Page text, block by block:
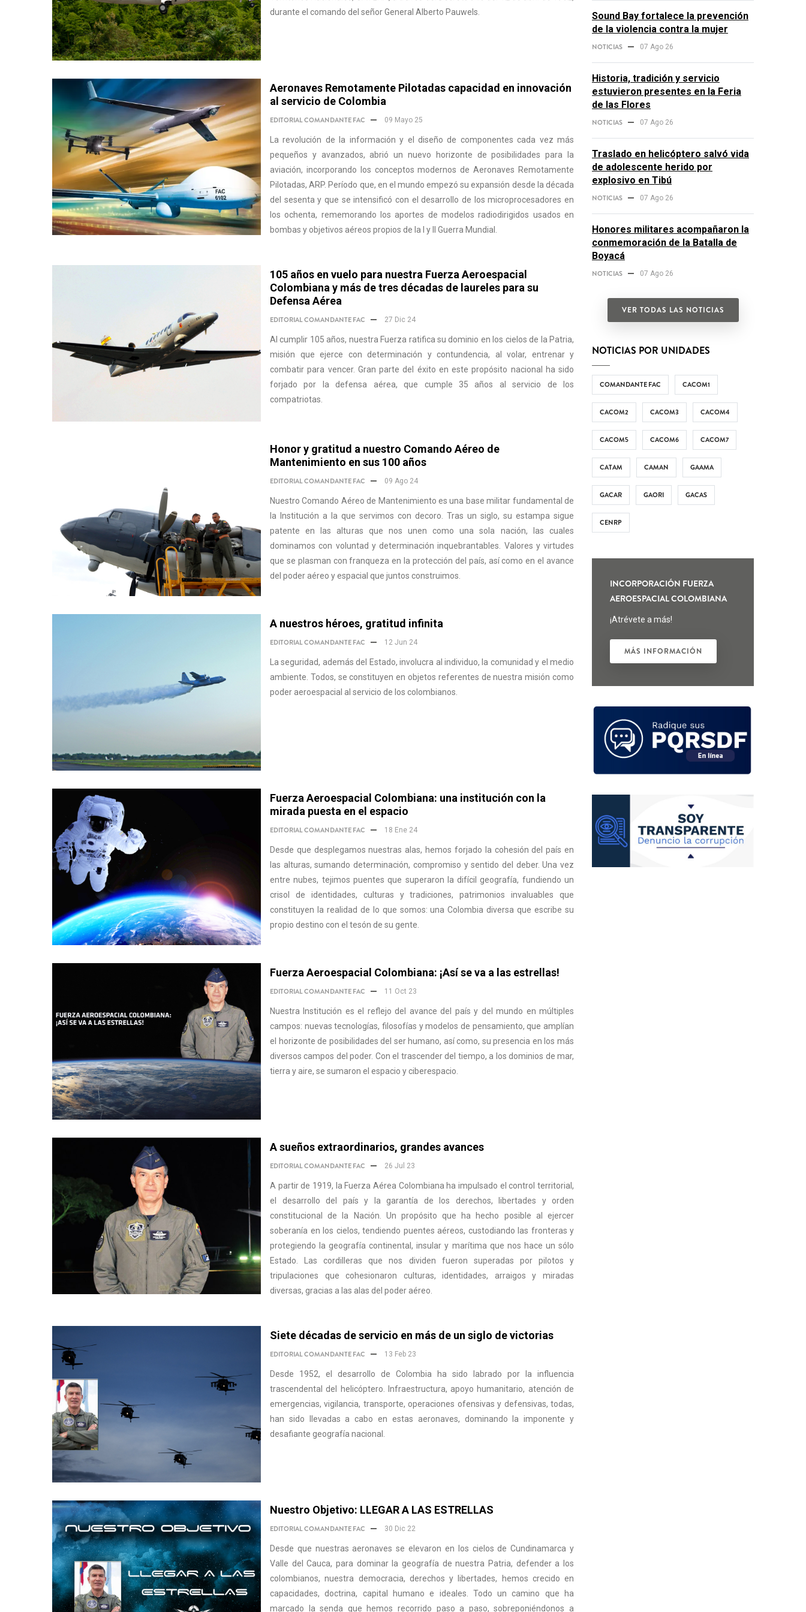
durante el comando del señor General Alberto Pauwels.
Aeronaves Remotamente Pilotadas capacidad en innovación
al servicio de Colombia
EDITORIAL COMANDANTE FAC 09 Mayo 25
La revolución de la información y el diseño de componentes cada vez más
pequeños y avanzados, abrió un nuevo horizonte de posibilidades para la
aviación, incorporando los conceptos modernos de Aeronaves Remotamente
Pilotadas, ARP. Período que, en el mundo empezó su expansión desde la década
del sesenta y que se intensificó con el desarrollo de los microprocesadores en
los ochenta, rememorando los aportes de modelos radiodirigidos usados en
bombas y objetivos aéreos propios de la I y II Guerra Mundial.
105 años en vuelo para nuestra Fuerza Aeroespacial
Colombiana y más de tres décadas de laureles para su
Defensa Aérea
EDITORIAL COMANDANTE FAC 27 Dic 24
Al cumplir 105 años, nuestra Fuerza ratifica su dominio en los cielos de la Patria,
misión que ejerce con determinación y contundencia, al volar, entrenar y
combatir para vencer. Gran parte del éxito en este propósito nacional ha sido
forjado por la defensa aérea, que cumple 35 años al servicio de los
compatriotas.
Honor y gratitud a nuestro Comando Aéreo de
Mantenimiento en sus 100 años
EDITORIAL COMANDANTE FAC 09 Ago 24
Nuestro Comando Aéreo de Mantenimiento es una base militar fundamental de
la Institución a la que servimos con decoro. Tras un siglo, su estampa sigue
patente en las alturas que nos unen como una sola nación, las cuales
dominamos con voluntad y determinación inquebrantables. Valores y virtudes
que se plasman con franqueza en la protección del país, así como en el avance
del poder aéreo y espacial que juntos construimos.
A nuestros héroes, gratitud infinita
EDITORIAL COMANDANTE FAC 12 Jun 24
La seguridad, además del Estado, involucra al individuo, la comunidad y el medio
ambiente. Todos, se constituyen en objetos referentes de nuestra misión como
poder aeroespacial al servicio de los colombianos.
Fuerza Aeroespacial Colombiana: una institución con la
mirada puesta en el espacio
EDITORIAL COMANDANTE FAC 18 Ene 24
Desde que desplegamos nuestras alas, hemos forjado la cohesión del país en
las alturas, sumando determinación, compromiso y sentido del deber. Una vez
entre nubes, tejimos puentes que superaron la difícil geografía, fundiendo un
crisol de identidades, culturas y tradiciones, patrimonios invaluables que
constituyen la realidad de lo que somos: una Colombia diversa que escribe su
propio destino con el tesón de su gente.
Fuerza Aeroespacial Colombiana: ¡Así se va a las estrellas!
EDITORIAL COMANDANTE FAC 11 Oct 23
Nuestra Institución es el reflejo del avance del país y del mundo en múltiples
campos: nuevas tecnologías, filosofías y modelos de pensamiento, que amplían
el horizonte de posibilidades del ser humano, así como, su presencia en los más
diversos campos del poder. Con el trascender del tiempo, a los dominios de mar,
tierra y aire, se sumaron el espacio y ciberespacio.
A sueños extraordinarios, grandes avances
EDITORIAL COMANDANTE FAC 26 Jul 23
A partir de 1919, la Fuerza Aérea Colombiana ha impulsado el control territorial,
el desarrollo del país y la garantía de los derechos, libertades y orden
constitucional de la Nación. Un propósito que ha hecho posible al ejercer
soberanía en los cielos, tendiendo puentes aéreos, custodiando las fronteras y
protegiendo la geografía continental, insular y marítima que nos hace un sólo
Estado. Las cordilleras que nos dividen fueron superadas por pilotos y
tripulaciones que cohesionaron culturas, identidades, arraigos y miradas
diversas, gracias a las alas del poder aéreo.
Siete décadas de servicio en más de un siglo de victorias
EDITORIAL COMANDANTE FAC 13 Feb 23
Desde 1952, el desarrollo de Colombia ha sido labrado por la influencia
trascendental del helicóptero. Infraestructura, apoyo humanitario, atención de
emergencias, vigilancia, transporte, operaciones ofensivas y defensivas, todas,
han sido llevadas a cabo en estas aeronaves, dominando la imponente y
desafiante geografía nacional.
Nuestro Objetivo: LLEGAR A LAS ESTRELLAS
EDITORIAL COMANDANTE FAC 30 Dic 22
Desde que nuestras aeronaves se elevaron en los cielos de Cundinamarca y
Valle del Cauca, para dominar la geografía de nuestra Patria, defender a los
colombianos, nuestra democracia, derechos y libertades, hemos crecido en
capacidades, doctrina, capital humano e ideales. Todo un camino que ha
marcado la senda que hemos recorrido paso a paso, sobreponiéndonos a
Sound Bay fortalece la prevención
de la violencia contra la mujer
NOTICIAS 07 Ago 26
Historia, tradición y servicio
estuvieron presentes en la Feria
de las Flores
NOTICIAS 07 Ago 26
Traslado en helicóptero salvó vida
de adolescente herido por
explosivo en Tibú
NOTICIAS 07 Ago 26
Honores militares acompañaron la
conmemoración de la Batalla de
Boyacá
NOTICIAS 07 Ago 26
VER TODAS LAS NOTICIAS
NOTICIAS POR UNIDADES
COMANDANTE FAC CACOM1
CACOM2 CACOM3 CACOM4
CACOM5 CACOM6 CACOM7
CATAM CAMAN GAAMA
GACAR GAORI GACAS
CENRP
INCORPORACIÓN FUERZA
AEROESPACIAL COLOMBIANA
¡Atrévete a más!
MÁS INFORMACIÓN